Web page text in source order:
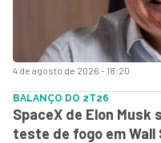
4 de agosto de 2026 - 18:20
BALANÇO DO 2T26
SpaceX de Elon Musk
teste de fogo em